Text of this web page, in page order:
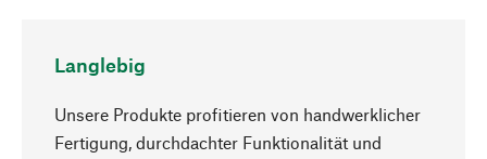
Langlebig
Unsere Produkte profitieren von handwerklicher
Fertigung, durchdachter Funktionalität und